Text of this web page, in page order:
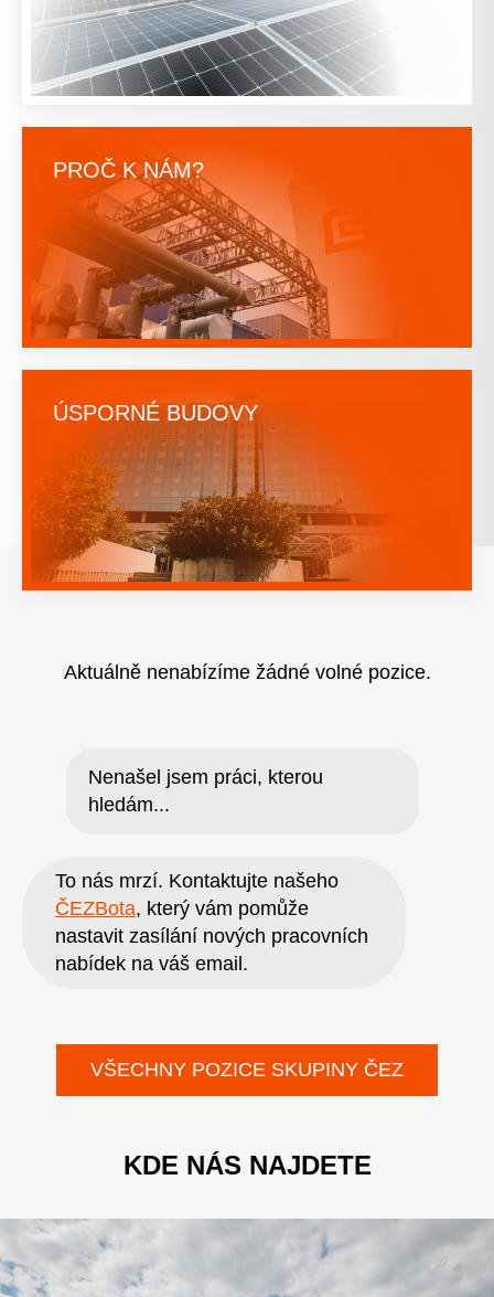
PROČ K NÁM?
ÚSPORNÉ BUDOVY
Aktuálně nenabízíme žádné volné pozice.
Nenašel jsem práci, kterou
hledám...
To nás mrzí. Kontaktujte našeho
ČEZBota, který vám pomůže
nastavit zasílání nových pracovních
nabídek na váš email.
VŠECHNY POZICE SKUPINY ČEZ
KDE NÁS NAJDETE